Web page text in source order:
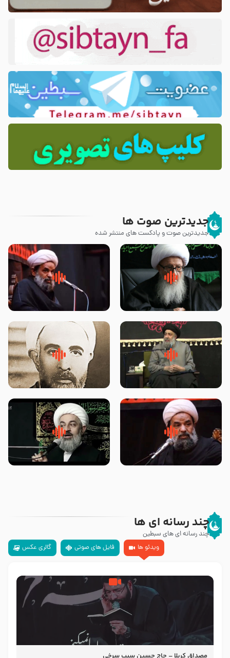
جدیدترین صوت ها
جدیدترین صوت و پادکست های منتشر شده
زوّار اربعین امام حسین (علیه
السلام) با این اشتیاق به زیارت
روضه جانسوز پاره های جگر امام
حسن مجتبی علیه السلام-حجت
لقب حضرت رقیه سلام الله علیها به
چه معناست – حجت الاسلام علوی
روضه‌ی مجلس یزید ملعون و
اسارت اهل‌بیت علیهم‌السلام –
محدث زاده
سلام جوانی که امام حسین علیه
السلام خودش جوابش را دادند
زیارتی که اسباب رزق زیاد و عمر
طولانی است حجت السلام حسین
چند رسانه ای ها
چند رسانه ای های سبطین
ویدئو ها
فایل های صوتی گالری عکس
مصداق کربلا – حاج حسین سیب سرخی